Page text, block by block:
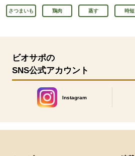
さつまいも 鶏肉 蒸す 時短
ビオサポの
SNS公式アカウント
Instagram
別のウィンドウで開きます。